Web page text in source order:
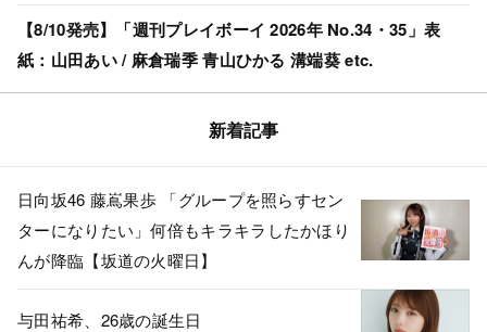
【8/10発売】「週刊プレイボーイ 2026年 No.34・35」表
紙：山田あい / 麻倉瑞季 青山ひかる 溝端葵 etc.
新着記事
日向坂46 藤嶌果歩 「グループを照らすセン
ターになりたい」何倍もキラキラしたかほり
んが降臨【坂道の火曜日】
与田祐希、26歳の誕生日